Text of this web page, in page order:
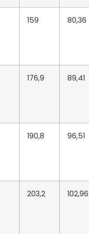
159 80,36
176,9 89,41
190,8 96,51
203,2 102,96